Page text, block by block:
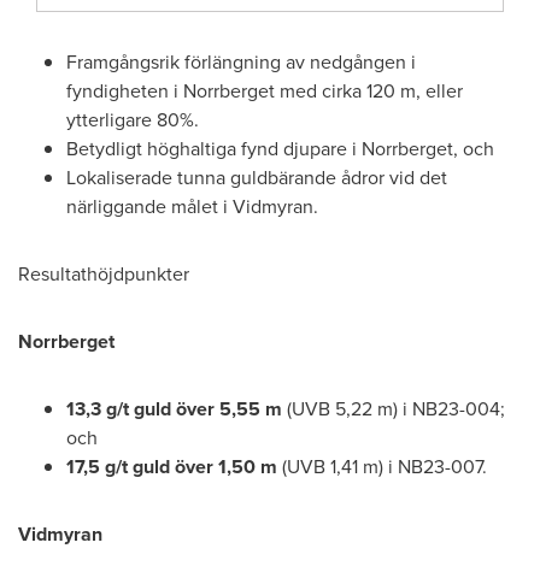
Framgångsrik förlängning av nedgången i
fyndigheten i Norrberget med cirka120 m, eller
ytterligare 80%.
Betydligt höghaltiga fynd djupare i Norrberget, och
Lokaliserade tunna guldbärande ådror vid det
närliggande målet i Vidmyran.
Resultathöjdpunkter
Norrberget
13,3 g/t guld över 5,55 m (UVB 5,22 m) i NB23-004;
och
17,5 g/t guld över1,50 m (UVB1,41 m) i NB23-007.
Vidmyran